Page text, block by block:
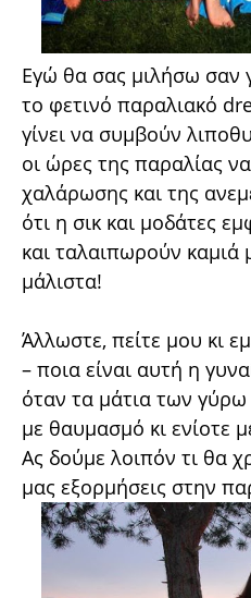
Εγώ θα σας μιλήσω σαν
το φετινό παραλιακό
γίνει να συμβούν
οι ώρες της παραλίας
χαλάρωσης και της
ότι η σικ και μοδάτες
και ταλαιπωρούν καμιά
μάλιστα!
Άλλωστε, πείτε μου κι
– ποια είναι αυτή η
όταν τα μάτια των
με θαυμασμό κι ενίοτε
Ας δούμε λοιπόν τι θα
μας εξορμήσεις στην